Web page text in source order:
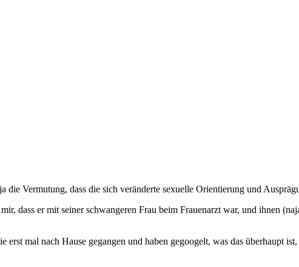
die Vermutung, dass die sich veränderte sexuelle Orientierung und
dass er mit seiner schwangeren Frau beim Frauenarzt war, und ihnen
erst mal nach Hause gegangen und haben gegoogelt, was das überhaupt